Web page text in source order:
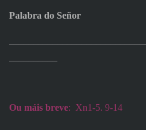
Palabra do Señor
Ou máis breve: Xn1-5. 9-14